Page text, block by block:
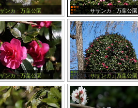
ンカ - 万葉公園 サザンカ - 万葉公園
ンカ - 万葉公園 サザンカ - 万葉公園